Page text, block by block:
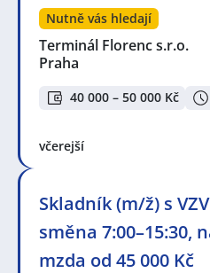
Nutně vás hledají
Terminál Florenc s.r.o.
Praha
40 000 – 50 000 Kč
včerejší
Skladník (m/ž) s
směna 7:00–15:30,
mzda od 45 000 Kč